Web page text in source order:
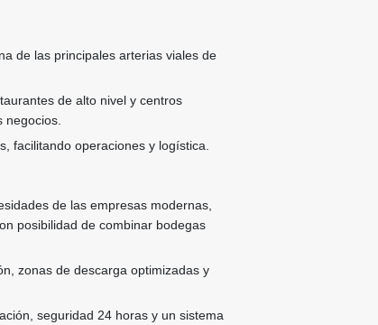
de las principales arterias viales de
de alto nivel y centros
facilitando operaciones y logística.
de las empresas modernas,
posibilidad de combinar bodegas
zonas de descarga optimizadas y
seguridad 24 horas y un sistema